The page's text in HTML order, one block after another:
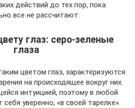
действий до тех пор, пока
все не рассчитают.
глаз: серо-зеленые
глаза
цветом глаз, характеризуются
на происходящее вокруг них.
интуицией, поэтому в любой
уверенно, «в своей тарелке».